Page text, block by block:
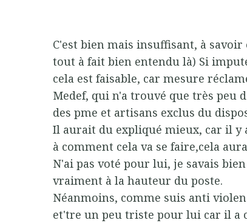
C'est bien mais insuffisant, à
tout à fait bien entendu là) Si
cela est faisable, car mesure
Medef, qui n'a trouvé que très peu
des pme et artisans exclus du
Il aurait du expliqué mieux, car il y
à comment cela va se faire,cela
N'ai pas voté pour lui, je savais
vraiment à la hauteur du poste.
Néanmoins, comme suis anti
et'tre un peu triste pour lui car il a